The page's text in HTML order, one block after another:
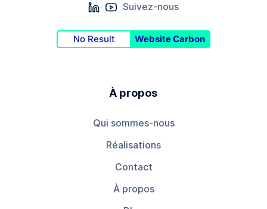
Suivez-nous
No Result Website Carbon
À propos
Qui sommes-nous
Réalisations
Contact
À propos